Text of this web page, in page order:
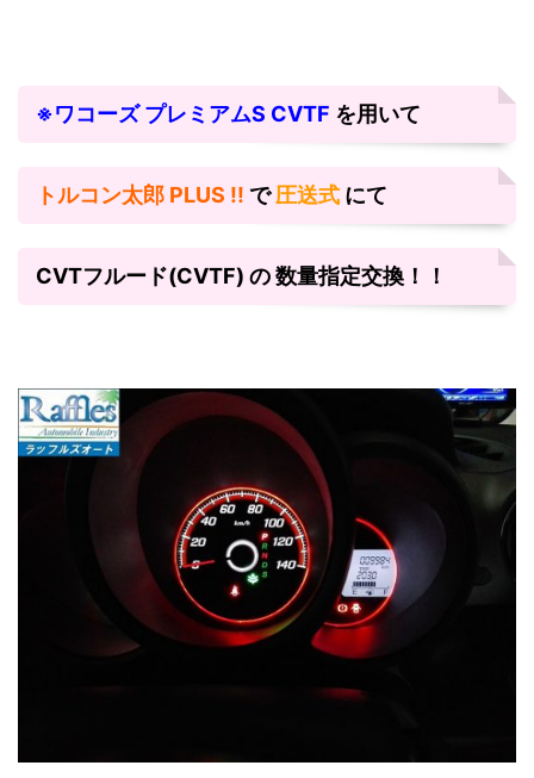
※ワコーズ プレミアムS CVTF を用いて
トルコン太郎 PLUS !! で圧送式 にて
CVTフルード(CVTF) の 数量指定交換！！